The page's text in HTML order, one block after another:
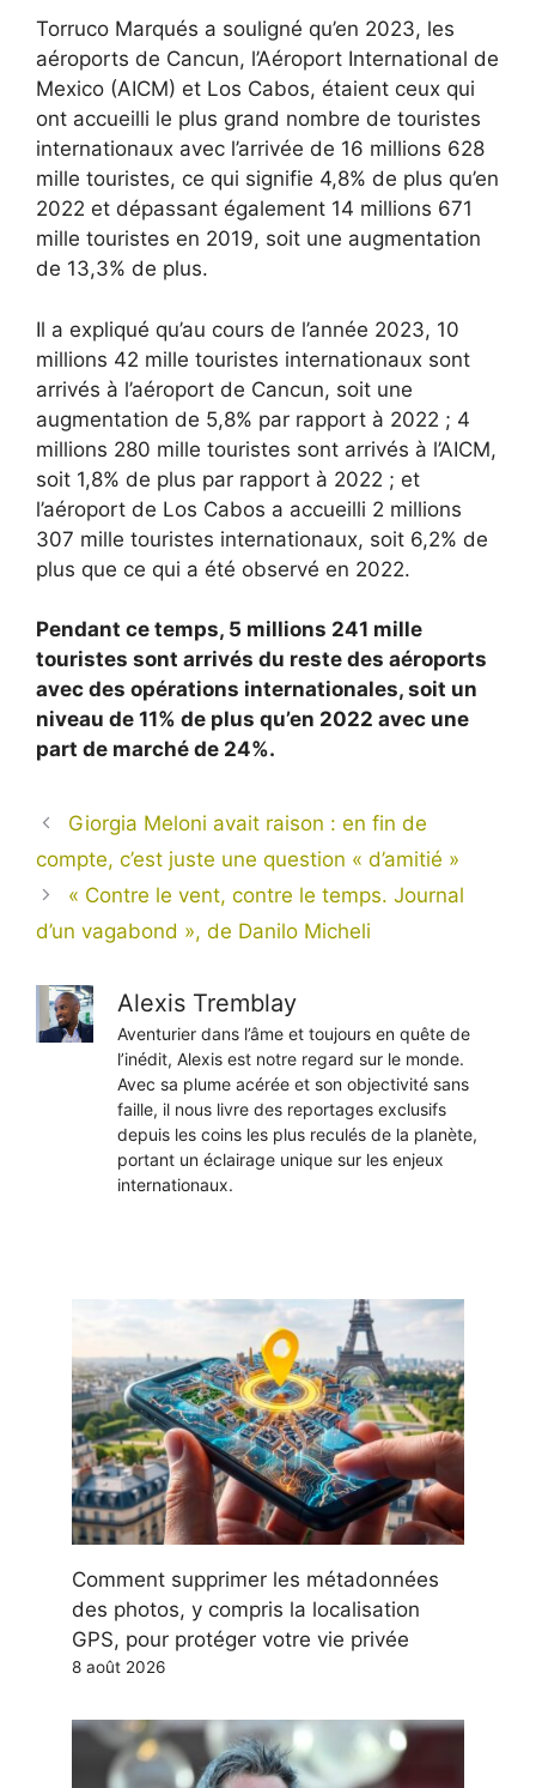
Torruco Marqués a souligné qu’en 2023, les
aéroports de Cancun, l’Aéroport International de
Mexico (AICM) et Los Cabos, étaient ceux qui
ont accueilli le plus grand nombre de touristes
internationaux avec l’arrivée de 16 millions 628
mille touristes, ce qui signifie 4,8% de plus qu’en
2022 et dépassant également 14 millions 671
mille touristes en 2019, soit une augmentation
de 13,3% de plus.
Il a expliqué qu’au cours de l’année 2023, 10
millions 42 mille touristes internationaux sont
arrivés à l’aéroport de Cancun, soit une
augmentation de 5,8% par rapport à 2022 ; 4
millions 280 mille touristes sont arrivés à l’AICM,
soit 1,8% de plus par rapport à 2022 ; et
l’aéroport de Los Cabos a accueilli 2 millions
307 mille touristes internationaux, soit 6,2% de
plus que ce qui a été observé en 2022.
Pendant ce temps, 5 millions 241 mille
touristes sont arrivés du reste des aéroports
avec des opérations internationales, soit un
niveau de 11% de plus qu’en 2022 avec une
part de marché de 24%.
Giorgia Meloni avait raison : en fin de
compte, c’est juste une question « d’amitié »
« Contre le vent, contre le temps. Journal
d’un vagabond », de Danilo Micheli
Alexis Tremblay
Aventurier dans l’âme et toujours en quête de
l’inédit, Alexis est notre regard sur le monde.
Avec sa plume acérée et son objectivité sans
faille, il nous livre des reportages exclusifs
depuis les coins les plus reculés de la planète,
portant un éclairage unique sur les enjeux
internationaux.
Comment supprimer les métadonnées
des photos, y compris la localisation
GPS, pour protéger votre vie privée
8 août 2026